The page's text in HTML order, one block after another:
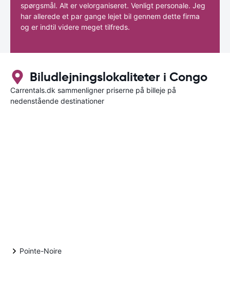
spørgsmål. Alt er velorganiseret. Venligt personale. Jeg
har allerede et par gange lejet bil gennem dette firma
og er indtil videre meget tilfreds.
Biludlejningslokaliteter i Congo
Carrentals.dk sammenligner priserne på billeje på
nedenstående destinationer
Pointe-Noire